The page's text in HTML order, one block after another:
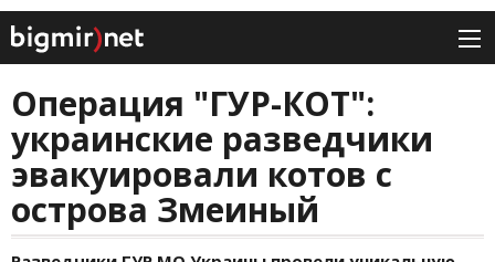
Операция "ГУР-КОТ":
украинские разведчики
эвакуировали котов с
острова Змеиный